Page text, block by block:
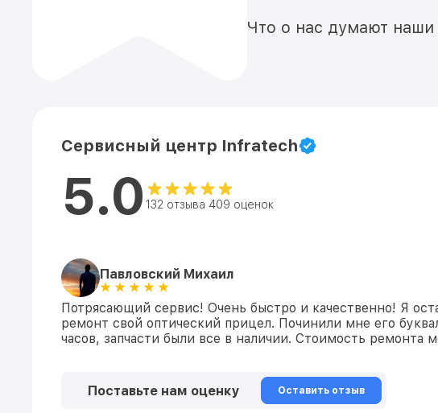
Что о нас думают наши
Сервисный центр Infratech
5.0 132 отзыва 409 оценок
Павловский Михаил
Потрясающий сервис! Очень быстро и качественно! Я
ремонт свой оптический прицел. Починили мне его
часов, запчасти были все в наличии. Стоимость ремонта
Поставьте нам оценку Оставить отзыв